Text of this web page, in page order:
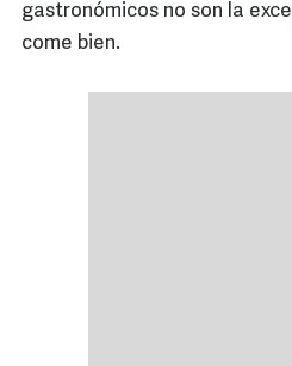
gastronómicos no son la
come bien.